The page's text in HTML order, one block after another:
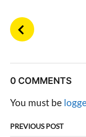
P
o
P
a
g
n
0 COMMENTS
You must be
PREVIOUS POST